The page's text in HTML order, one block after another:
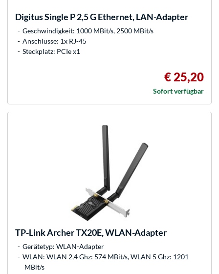
DigitusSingle P 2,5 G Ethernet, LAN-Adapter
Geschwindigkeit: 1000 MBit/s, 2500 MBit/s
Anschlüsse: 1x RJ-45
Steckplatz: PCIe x1
€ 25,20
Sofort verfügbar
TP-LinkArcher TX20E, WLAN-Adapter
Gerätetyp: WLAN-Adapter
WLAN: WLAN 2,4 Ghz: 574 MBit/s, WLAN 5 Ghz: 1201
MBit/s